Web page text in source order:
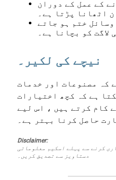
کے عمل کے دوران
اٹھانا پڑتا ہے۔
ختم ہو جاتے
کو بچانا ہے۔
نیچے کی لکیر۔
کہ مصنوعات اور خدمات
ہے کہ کچھ اختیارات
کام کرتے ہیں ، اس لیے
حاصل کرنا بہتر ہے۔
Disclaimer:
کرنے سے پہلے اسکیم معلوماتی
دستاویز سے تصدیق کریں۔